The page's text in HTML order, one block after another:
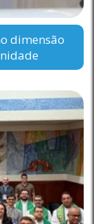
dimensão